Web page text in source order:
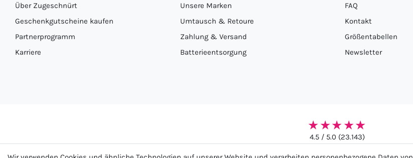
Über Zugeschnürt
Geschenkgutscheine kaufen
Partnerprogramm
Karriere
Unsere Marken
Umtausch & Retoure
Zahlung & Versand
Batterieentsorgung
FAQ
Kontakt
Größentabellen
Newsletter
★★★★★
4.5 / 5.0 (23.143)